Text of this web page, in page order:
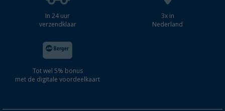
In 24 uur
verzendklaar
3x in
Nederland
Tot wel 5% bonus
met de digitale voordeelkaart